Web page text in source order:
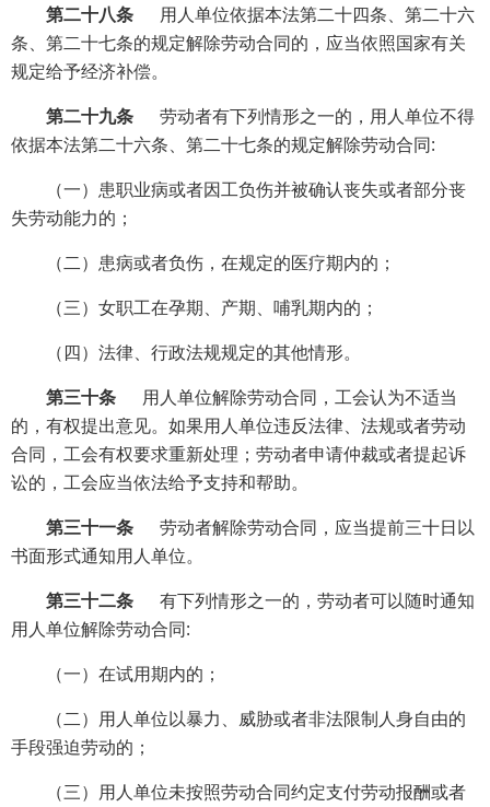
第二十八条
用人单位依据本法第二十四条、第二十六
条、第二十七条的规定解除劳动合同的，应当依照国家有关
规定给予经济补偿。
第二十九条
劳动者有下列情形之一的，用人单位不得
依据本法第二十六条、第二十七条的规定解除劳动合同:
（一）患职业病或者因工负伤并被确认丧失或者部分丧
失劳动能力的；
（二）患病或者负伤，在规定的医疗期内的；
（三）女职工在孕期、产期、哺乳期内的；
（四）法律、行政法规规定的其他情形。
第三十条
用人单位解除劳动合同，工会认为不适当
的，有权提出意见。如果用人单位违反法律、法规或者劳动
合同，工会有权要求重新处理；劳动者申请仲裁或者提起诉
讼的，工会应当依法给予支持和帮助。
第三十一条
劳动者解除劳动合同，应当提前三十日以
书面形式通知用人单位。
第三十二条
有下列情形之一的，劳动者可以随时通知
用人单位解除劳动合同:
（一）在试用期内的；
（二）用人单位以暴力、威胁或者非法限制人身自由的
手段强迫劳动的；
（三）用人单位未按照劳动合同约定支付劳动报酬或者